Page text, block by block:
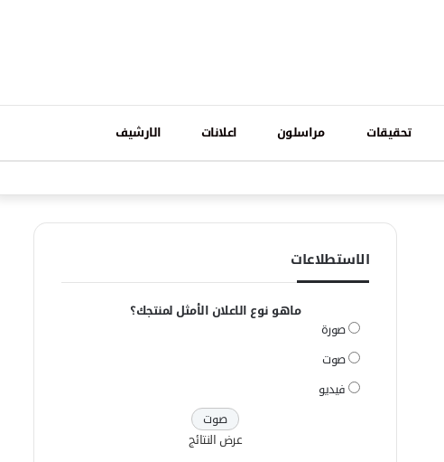
تحقيقات مراسلون اعلانات الارشيف
الاستطلاعات
ماهو نوع الاعلان الأمثل لمنتجك؟
صورة
صوت
فيديو
عرض النتائج